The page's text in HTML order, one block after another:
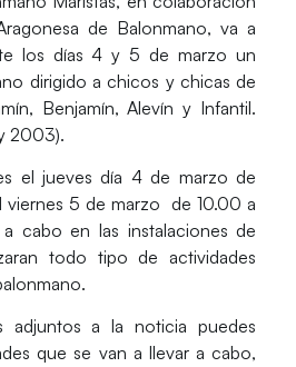
de Balonmano, va a
los días 4 y 5 de marzo un
dirigido a chicos y chicas de
Benjamín, Alevín y Infantil.
2003).
el jueves día 4 de marzo de
viernes 5 de marzo de 10.00 a
cabo en las instalaciones de
todo tipo de actividades
adjuntos a la noticia puedes
que se van a llevar a cabo,